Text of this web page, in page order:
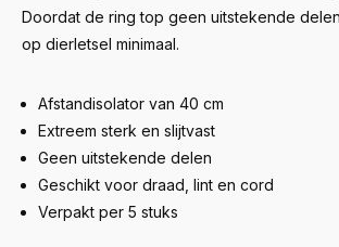
Doordat de ring top geen uitstekende
op dierletsel minimaal.
Afstandisolator van 40 cm
Extreem sterk en slijtvast
Geen uitstekende delen
Geschikt voor draad, lint en cord
Verpakt per 5 stuks